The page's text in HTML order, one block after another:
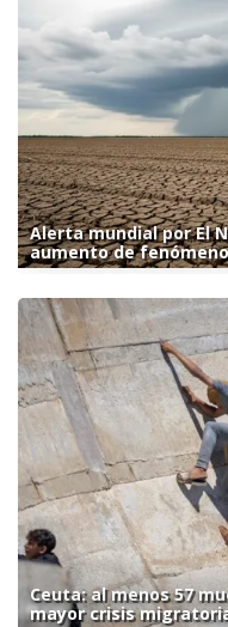
Alerta mundial por El
aumento de
Ceuta: al menos 57
mayor crisis